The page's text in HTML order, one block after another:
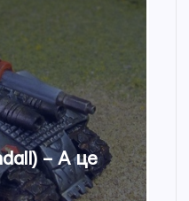
– А це